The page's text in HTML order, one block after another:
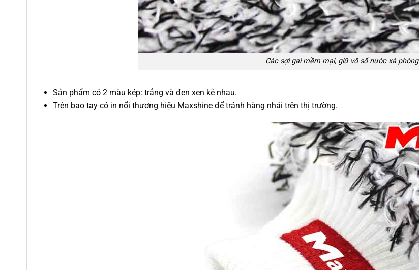
Các sợi gai mềm mại, giữ vô số nước xà phòng
Sản phẩm có 2 màu kép: trắng và đen xen kẽ nhau.
Trên bao tay có in nổi thương hiệu Maxshine để tránh hàng nhái trên thị trường.